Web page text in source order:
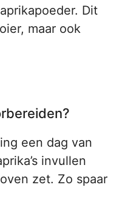
Dit
maar ook
een dag van
invullen
zet. Zo spaar